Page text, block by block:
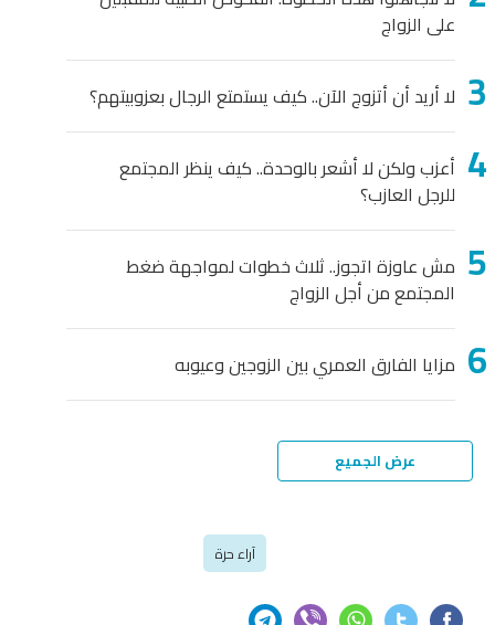
على الزواج
لا أريد أن أتزوج الآن.. كيف يستمتع الرجال بعزوبيتهم؟
أعزب ولكن لا أشعر بالوحدة.. كيف ينظر المجتمع
للرجل العازب؟
مش عاوزة اتجوز.. ثلاث خطوات لمواجهة ضغط
المجتمع من أجل الزواج
مزايا الفارق العمري بين الزوجين وعيوبه
عرض الجميع
آراء حرة